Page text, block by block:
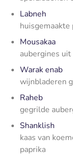
Labneh
Mousakaa
aubergines
Warak enab
wijnbladeren
Raheb
gegrilde
Shanklish
kaas van
paprika